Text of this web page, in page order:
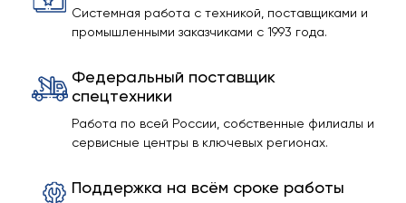
Системная работа с техникой, поставщиками и
промышленными заказчиками с 1993 года.
Федеральный поставщик
спецтехники
Работа по всей России, собственные филиалы и
сервисные центры в ключевых регионах.
Поддержка на всём сроке работы